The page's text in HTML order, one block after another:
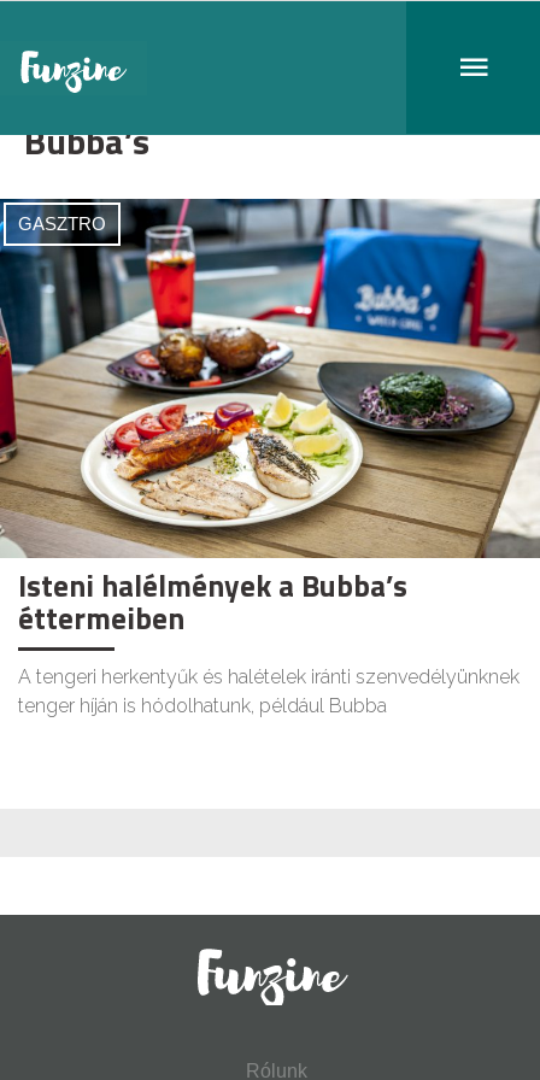
Bubba’s
GASZTRO
Isteni halélmények a Bubba’s
éttermeiben
A tengeri herkentyűk és halételek iránti szenvedélyünknek
tenger híján is hódolhatunk, például Bubba
Rólunk